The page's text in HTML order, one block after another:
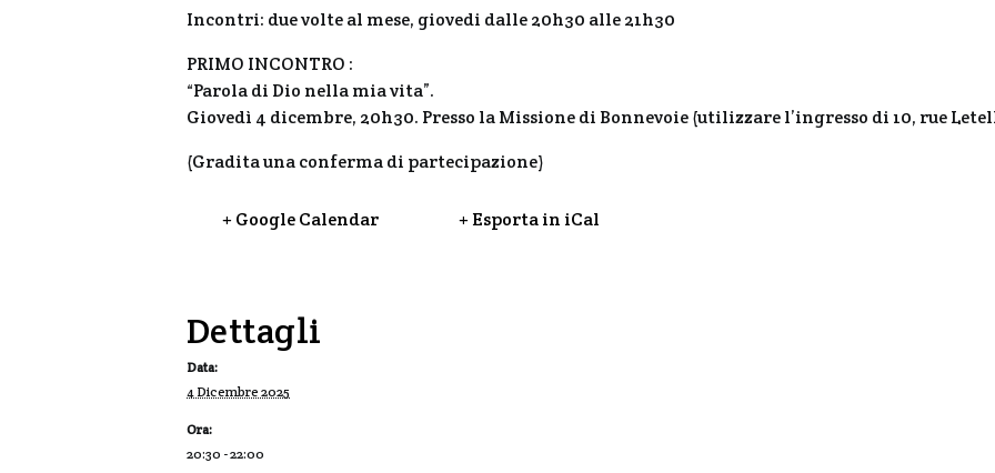
Incontri: due volte al mese, giovedi dalle 20h30 alle 21h30
PRIMO INCONTRO :
“Parola di Dio nella mia vita”.
Giovedì 4 dicembre, 20h30. Presso la Missione di Bonnevoie (utilizzare l’ingresso di 10, rue
(Gradita una conferma di partecipazione)
+ Google Calendar + Esporta in iCal
Dettagli
Data:
4 Dicembre 2025
Ora:
20:30 - 22:00